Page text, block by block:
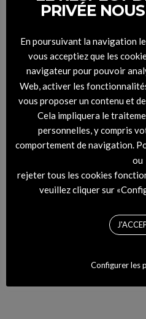
PRIVÉE
En poursuivant la navigation
vous acceptiez que les
navigateur pour pouvoir
Web, activer les
vous proposer un contenu et
Cela impliquera le
personnelles, y compris
comportement de navigation.
ou
rejeter tous les cookies
veuillez cliquer sur
Configurer les